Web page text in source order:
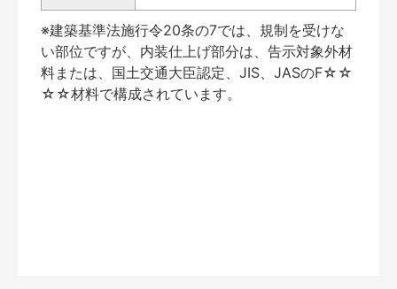
※建築基準法施行令20条の7では、規制を受けな
い部位ですが、内装仕上げ部分は、告示対象外材
料または、国土交通大臣認定、JIS、JASのF☆☆
☆☆材料で構成されています。